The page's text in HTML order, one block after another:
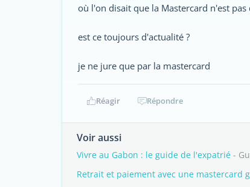
où l'on disait que la Mastercard n'est
est ce toujours d'actualité ?
je ne jure que par la mastercard
Réagir Répondre
Voir aussi
Vivre au Gabon : le guide de l'expatrié -
Retrait et paiement avec une mastercard